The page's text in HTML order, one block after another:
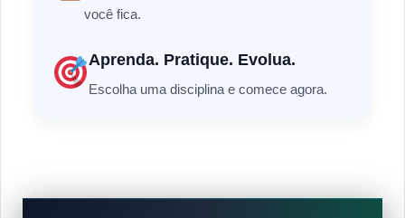
você fica.
Aprenda. Pratique. Evolua.
Escolha uma disciplina e comece agora.